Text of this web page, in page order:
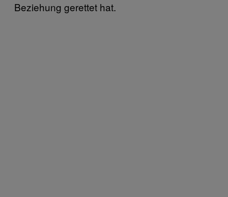
Beziehung gerettet hat.